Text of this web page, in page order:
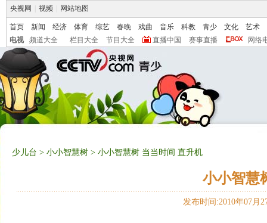
央视网 视频 网站地图
首页 新闻 经济 体育 综艺 春晚 戏曲 音乐 科教 青少 文化
艺术
电视
频道大全 栏目大全 节目大全 直播中国 赛事直播 网络
少儿台 > 小小智慧树 > 小小智慧树 当当时间 直升机
小小智慧
发布时间:2010年07月